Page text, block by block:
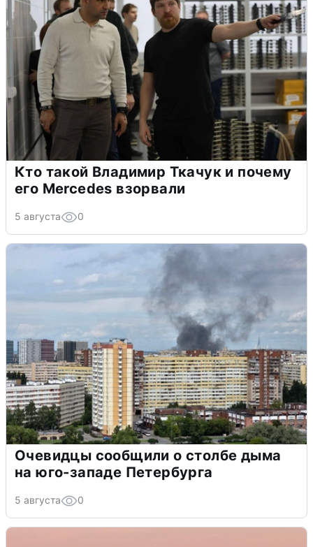
Кто такой Владимир Ткачук и почему
его Mercedes взорвали
5 августа 0
Очевидцы сообщили о столбе дыма
на юго-западе Петербурга
5 августа 0